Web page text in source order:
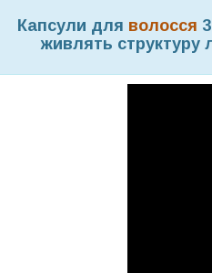
Капсули для волосся
живлять структуру